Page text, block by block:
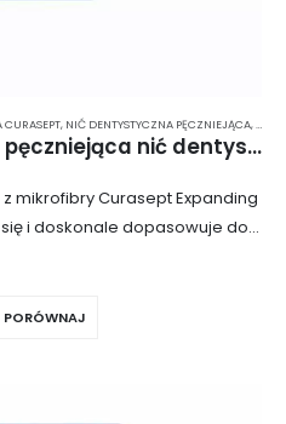
CURASEPT, NIĆ DENTYSTYCZNA PĘCZNIEJĄCA,NIĆ
Curasept Expending – pęczniejąca nić dentystyczna z mikrofibry 30 m
mikrofibry Curasept Expanding
i doskonale dopasowuje do
opakowaniu znajduje się 30
PORÓWNAJ